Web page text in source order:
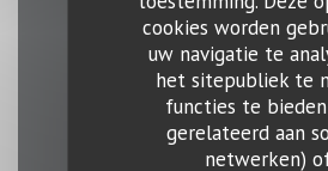
cookies worden
uw navigatie te
het sitepubliek te
functies te
gerelateerd aan
netwerken)
37B, Ave. John F. Kennedy L-
26 68 46 83